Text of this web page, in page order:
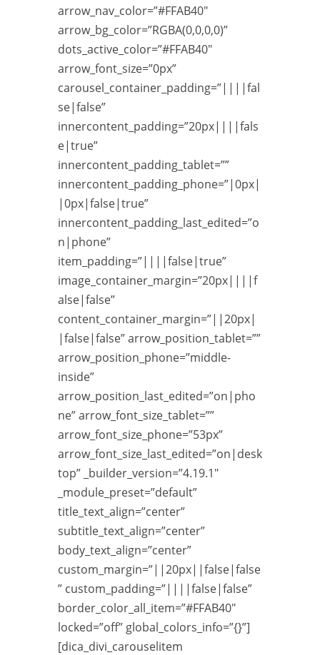
arrow_nav_color=”#FFAB40″
arrow_bg_color=”RGBA(0,0,0,0)”
dots_active_color=”#FFAB40″
arrow_font_size=”0px”
carousel_container_padding=”||||fal
se|false”
innercontent_padding=”20px||||fals
e|true”
innercontent_padding_tablet=””
innercontent_padding_phone=”|0px|
|0px|false|true”
innercontent_padding_last_edited=”o
n|phone”
item_padding=”||||false|true”
image_container_margin=”20px||||f
alse|false”
content_container_margin=”||20px|
|false|false” arrow_position_tablet=””
arrow_position_phone=”middle-
inside”
arrow_position_last_edited=”on|pho
ne” arrow_font_size_tablet=””
arrow_font_size_phone=”53px”
arrow_font_size_last_edited=”on|desk
top” _builder_version=”4.19.1″
_module_preset=”default”
title_text_align=”center”
subtitle_text_align=”center”
body_text_align=”center”
custom_margin=”||20px||false|false
” custom_padding=”||||false|false”
border_color_all_item=”#FFAB40″
locked=”off” global_colors_info=”{}”]
[dica_divi_carouselitem